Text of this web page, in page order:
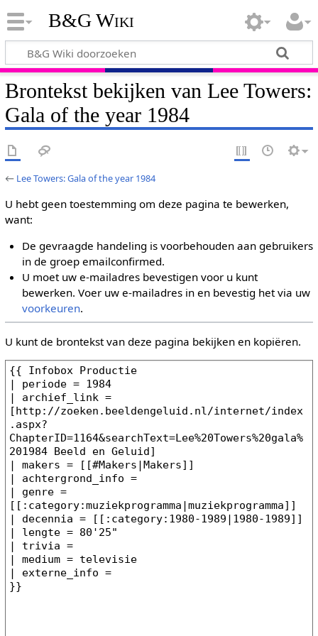
B&G Wiki
Brontekst bekijken van Lee Towers:
Gala of the year 1984
← Lee Towers: Gala of the year 1984
U hebt geen toestemming om deze pagina te bewerken,
want:
De gevraagde handeling is voorbehouden aan gebruikers
in de groep emailconfirmed.
U moet uw e-mailadres bevestigen voor u kunt
bewerken. Voer uw e-mailadres in en bevestig het via uw
voorkeuren.
U kunt de brontekst van deze pagina bekijken en kopiëren.